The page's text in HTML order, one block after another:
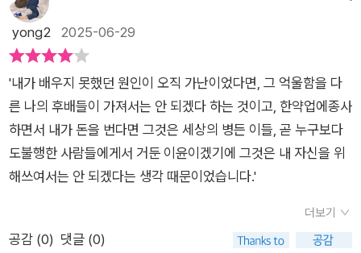
를 타고 걷는 사람, 어른 김장하. 가난을 등에 업고 태어나 삼천포
의 한 한약방에서 점원으로 일하면서 낮에는 약을 썰고 밤에 공부
했다. 최연소 나이로 한약업사 자격증을 얻고, 1963년부터 202
2년 5월 말일까지 한약방을 운영하며 자신이 번 돈을 지역사회
를 위한 자원으로 돌렸다. “똥은 쌓아 두면 구린내가 나지만 흩어
버리면 거름이 되어 꽃도 피우고 열매도 맺습니다. 돈도 이와 같
아서 주변에 나누어야 사회에 꽃이 핍니다.” 어르신의 선한 삶은
한 줄 문장으로 쓸 수도 없다. MBC경남과 김주완 기자의 7년여
없었다. 좋은 어른을 기다리는 우리에게 김장하 선생의 이야기가
찾아온다. 한 네티즌은 이 기록을 한 줄로 평했다. “죽기 전에 반
yong2 2025-06-29
'내가 배우지 못했던 원인이 오직 가난이었다면, 그 억울함을 다
른 나의 후배들이 가져서는 안 되겠다 하는 것이고, 한약업에종사
하면서 내가 돈을 번다면 그것은 세상의 병든 이들, 곧 누구보다
도불행한 사람들에게서 거둔 이윤이겠기에 그것은 내 자신을 위
해쓰여서는 안 되겠다는 생각 때문이었습니다.'
더보기
공감 (0) 댓글 (0)